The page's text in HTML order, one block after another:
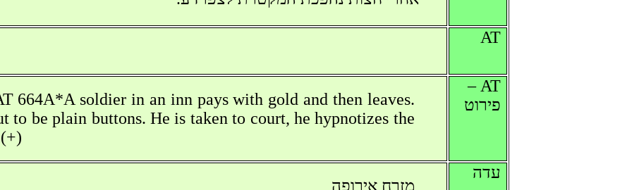
AT
664A*A soldier in an inn pays with gold and then leaves.
to be plain buttons. He is taken to court, he hypnotizes the
AT –
פירוט
מזרח אירופה
עדה